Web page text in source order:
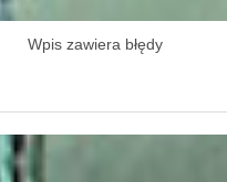
Wpis zawiera błędy